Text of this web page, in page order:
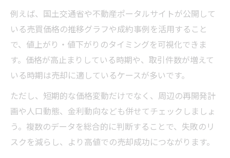
例えば、国土交通省や不動産ポータルサイトが公開して
いる売買価格の推移グラフや成約事例を活用すること
で、値上がり・値下がりのタイミングを可視化できま
す。価格が高止まりしている時期や、取引件数が増えて
いる時期は売却に適しているケースが多いです。
ただし、短期的な価格変動だけでなく、周辺の再開発計
画や人口動態、金利動向なども併せてチェックしましょ
う。複数のデータを総合的に判断することで、失敗のリ
スクを減らし、より高値での売却成功につながります。